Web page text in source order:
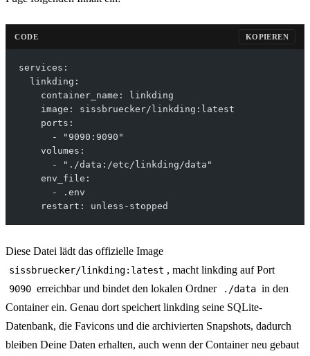
CODE KOPIEREN
services:
  linkding:
    container_name: linkding
    image: sissbruecker/linkding:latest
    ports:
      - "9090:9090"
    volumes:
      - "./data:/etc/linkding/data"
    env_file:
      - .env
    restart: unless-stopped
Diese Datei lädt das offizielle Image
sissbruecker/linkding:latest , macht linkding auf Port
9090 erreichbar und bindet den lokalen Ordner ./data in den
Container ein. Genau dort speichert linkding seine SQLite-
Datenbank, die Favicons und die archivierten Snapshots, dadurch
bleiben Deine Daten erhalten, auch wenn der Container neu gebaut